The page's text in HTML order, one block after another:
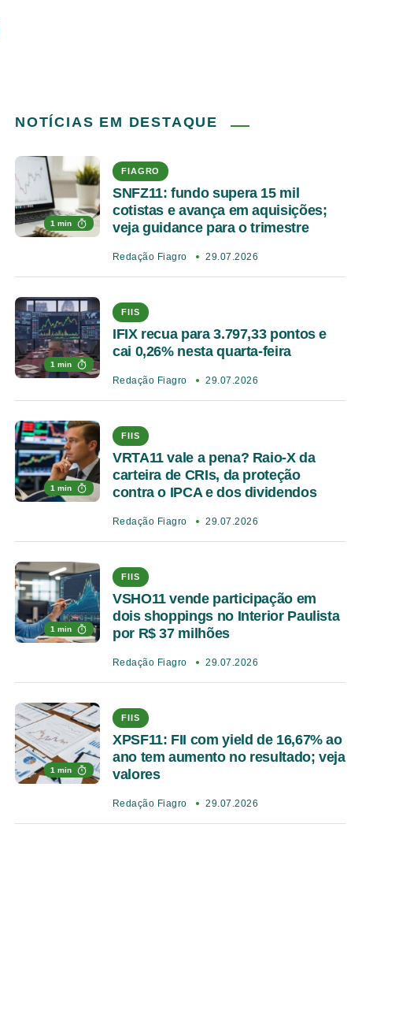
NOTÍCIAS EM DESTAQUE
1 min
FIAGRO
SNFZ11: fundo supera 15 mil
cotistas e avança em aquisições;
veja guidance para o trimestre
Redação Fiagro 29.07.2026
1 min
FIIS
IFIX recua para 3.797,33 pontos e
cai 0,26% nesta quarta-feira
Redação Fiagro 29.07.2026
1 min
FIIS
VRTA11 vale a pena? Raio-X da
carteira de CRIs, da proteção
contra o IPCA e dos dividendos
Redação Fiagro 29.07.2026
1 min
FIIS
VSHO11 vende participação em
dois shoppings no Interior Paulista
por R$ 37 milhões
Redação Fiagro 29.07.2026
1 min
FIIS
XPSF11: FII com yield de 16,67% ao
ano tem aumento no resultado; veja
valores
Redação Fiagro 29.07.2026